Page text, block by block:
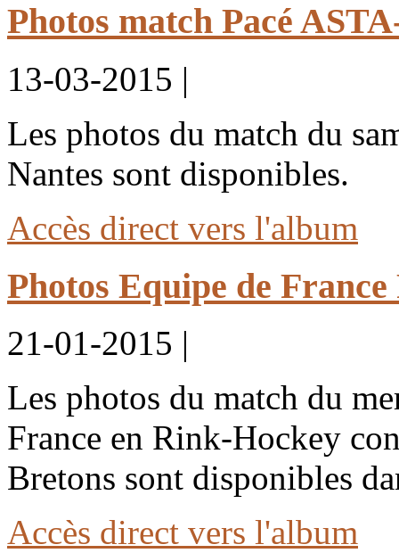
Photos match Pacé
13-03-2015 |
Les photos du match du
Nantes sont disponibles.
Accès direct vers l'album
Photos Equipe de
21-01-2015 |
Les photos du match du
France en Rink-Hockey
Bretons sont disponibles
Accès direct vers l'album